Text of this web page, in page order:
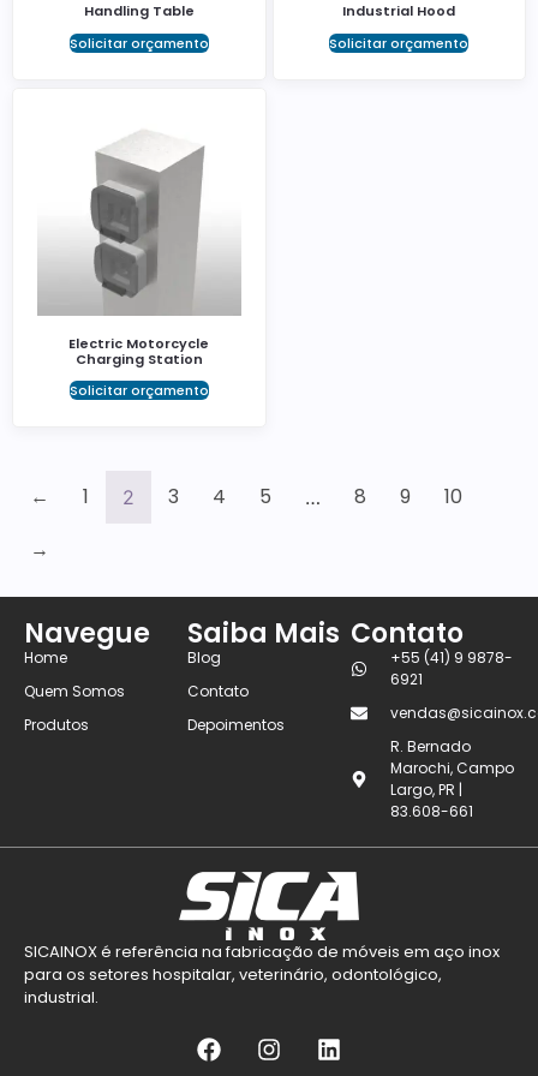
Handling Table
Solicitar orçamento
Industrial Hood
Solicitar orçamento
Electric Motorcycle
Charging Station
Solicitar orçamento
← 1 2 3 4 5 … 8 9
10
→
Navegue
Home
Quem Somos
Produtos
Saiba Mais
Blog
Contato
Depoimentos
Contato
+55 (41) 9 9878-
6921
R. Bernado
Marochi, Campo
Largo, PR |
83.608-661
SICAINOX é referência na fabricação de móveis em aço inox
para os setores hospitalar, veterinário, odontológico,
industrial.